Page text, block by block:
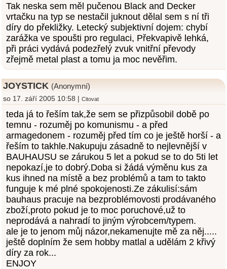
Tak neska sem měl pučenou Black and Decker
vrtačku na typ se nestačil juknout dělal sem s ní tři
díry do překližky. Letecký subjektivní dojem: chybí
zarážka ve spoušti pro regulaci, Překvapivě lehká,
při práci vydává podezřelý zvuk vnitřní převody
zřejmě metal plast a tomu ja moc nevěřim.
JOYSTICK (Anonymní)
so 17. září 2005 10:58 | Citovat
teda já to řeším tak,že sem se přizpůsobil době po
temnu - rozuměj po komunismu - a před
armagedonem - rozuměj před tím co je ještě horší - a
řeším to takhle.Nakupuju zásadně to nejlevnější v
BAUHAUSU se zárukou 5 let a pokud se to do 5ti let
nepokazí,je to dobrý.Doba si žádá výměnu kus za
kus ihned na místě a bez problémů a tam to takto
funguje k mé plné spokojenosti.Ze zákulisí:sám
bauhaus pracuje na bezproblémovosti prodávaného
zboží,proto pokud je to moc poruchové,už to
neprodává a nahradí to jiným výrobcem/typem.
ale je to jenom můj názor,nekamenujte mě za něj.....
ještě doplním že sem hobby matlal a udělám 2 křivý
díry za rok...
ENJOY